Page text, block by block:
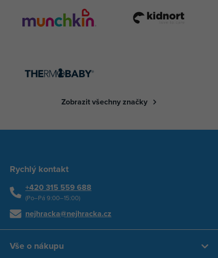
Zobrazit všechny značky
Rychlý kontakt
+420 315 559 688
(Po–Pá 9:00–15:00)
nejhracka@nejhracka.cz
Vše o nákupu